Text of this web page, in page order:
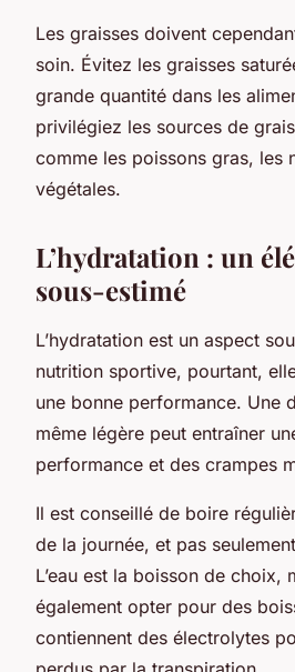
Les graisses doivent
soin. Évitez les graisses
grande quantité dans les
privilégiez les sources de
comme les poissons gras, les
végétales.
L’hydratation : un
sous-estimé
L’hydratation est un aspect
nutrition sportive, pourtant,
une bonne performance. Une
même légère peut entraîner
performance et des crampes
Il est conseillé de boire
de la journée, et pas
L’eau est la boisson de choix,
également opter pour des
contiennent des électrolytes